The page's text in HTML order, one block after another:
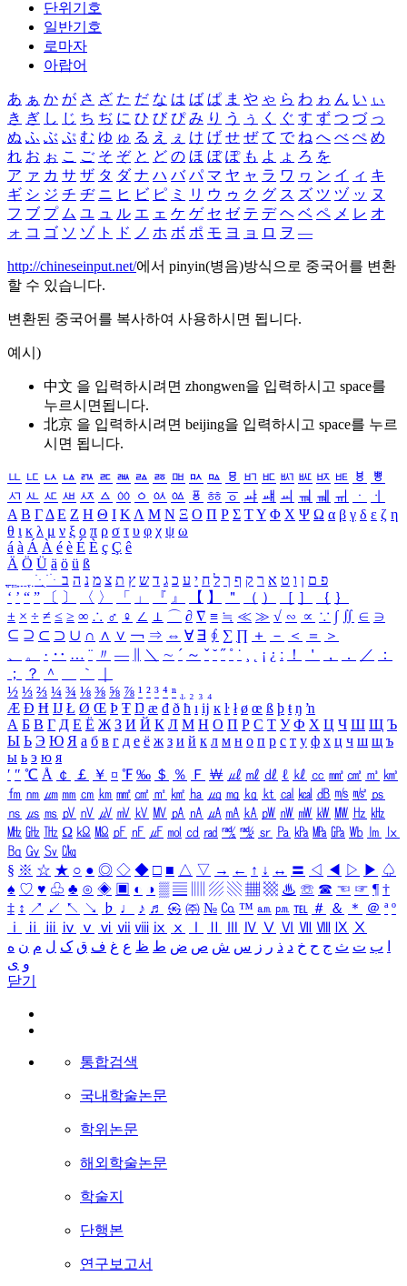
단위기호
일반기호
로마자
아랍어
あ ぁ か が さ ざ た だ な は ば ぱ ま や ゃ ら わ ゎ ん い ぃ
き ぎ し じ ち ぢ に ひ び ぴ み り う ぅ く ぐ す ず つ づ っ
ぬ ふ ぶ ぷ む ゆ ゅ る え ぇ け げ せ ぜ て で ね へ べ ぺ め
れ お ぉ こ ご そ ぞ と ど の ほ ぼ ぽ も よ ょ ろ を
ア ァ カ サ ザ タ ダ ナ ハ バ パ マ ヤ ャ ラ ワ ヮ ン イ ィ キ
ギ シ ジ チ ヂ ニ ヒ ビ ピ ミ リ ウ ゥ ク グ ス ズ ツ ヅ ッ ヌ
フ ブ プ ム ユ ュ ル エ ェ ケ ゲ セ ゼ テ デ ヘ ベ ペ メ レ オ
ォ コ ゴ ソ ゾ ト ド ノ ホ ボ ポ モ ヨ ョ ロ ヲ ―
http://chineseinput.net/에서 pinyin(병음)방식으로 중국어를 변환
할 수 있습니다.
변환된 중국어를 복사하여 사용하시면 됩니다.
예시)
中文 을 입력하시려면 zhongwen을 입력하시고 space를
누르시면됩니다.
北京 을 입력하시려면 beijing을 입력하시고 space를 누르
시면 됩니다.
ㅥ ㅦ ㅧ ㅨ ㅩ ㅪ ㅫ ㅬ ㅭ ㅮ ㅯ ㅰ ㅱ ㅲ ㅳ ㅴ ㅵ ㅶ ㅷ ㅸ
ㅹ
ㅺ ㅻ ㅼ ㅽ ㅾ ㅿ ㆀ ㆁ ㆂ ㆃ ㆄ ㆅ ㆆ ㆇ ㆈ ㆉ ㆊ ㆋ ㆌ ㆍ
ㆎ
Α Β ΓΔ Ε Ζ Η Θ Ι ΚΛ Μ Ν Ξ Ο Π Ρ Σ ΤΥ Φ Χ Ψ Ω α β γ δ ε ζ η
θ ι κ λ μ ν ξ ο π ρ σ τ υ φ χ ψ ω
á à Á À é è É È ç Ç ê
Ä Ö Ü ä ö ü ß
ִֶֹ ֻּ ׁׂ פ ם ן ו ט א ר ק ף ך ל ח י ע כ ג ד ש ץ ת צ מ נ ה ב
‘ ’ “ ” 〔 〕 〈 〉 「 」 『 』 【 】 ＂ （ ） ［ ］ ｛ ｝
± × ÷ ≠ ≤ ≥ ∞ ∴ ♂ ♀ ∠ ⊥ ⌒ ∂ ∇ ≡ ≒ ≪ ≫ √ ∽ ∝ ∵ ∫ ∬ ∈ ∋
⊆ ⊇ ⊂ ⊃ ∪ ∩ ∧ ∨ ￢ ⇒ ⇔ ∀ ∃ ∮ ∑ ∏ ＋ － ＜ ＝
＞
、
。 · ‥ … ¨ 〃 ― ＼ ∼ ´ ～ ˇ ˘ ˝ ˚ ˙ ¸ ¡ ¿ ː ！ ＇ ， ． ／
：
；
？ ＾ ｀
½ ⅓ ⅔ ¼ ¾ ⅛ ⅜ ⅝ ⅞ ¹ ² ³ ⁴ ⁿ ₁ ₂ ₃ ₄
Æ Ð Ħ Ĳ Ł Ø Œ Þ Ŧ Ŋ æ đ ð ħ ı ĳ ĸ ŀ ł ø œ ß þ ŧ ŋ ŉ
А Б В Г Д Е Ё Ж З И Й К Л М Н О П Р С Т У Ф Х Ц Ч Ш Щ Ъ
Ы Ь Э Ю Я а б в г д е ё ж з и й к л м н о п р с т у ф х ц ч ш щ ъ
ы ь э ю я
′ ″ ℃ Å ￠ ￡ ￥ ¤ ℉ ‰ ＄ ％ Ｆ ￦ ㎕ ㎖ ㎗ ℓ ㎘ ㏄ ㎣ ㎤ ㎥ ㎦
㎙ ㎚ ㎛ ㎜ ㎝ ㎞ ㎟ ㎠ ㎡ ㎢ ㏊ ㎍ ㎎ ㎏ ㏏ ㎈ ㎉ ㏈ ㎧ ㎨ ㎰
㎱ ㎲ ㎳ ㎴ ㎵ ㎶ ㎷ ㎸ ㎹ ㎀ ㎁ ㎂ ㎃ ㎄ ㎺ ㎻ ㎽ ㎾ ㎿ ㎐ ㎑
㎒ ㎓ ㎔ Ω ㏀ ㏁ ㎊ ㎋ ㎌ ㏖ ㏅ ㎭ ㎮ ㎯ ㏛ ㎩ ㎪ ㎫ ㎬ ㏝ ㏐
㏓
㏃ ㏉ ㏜ ㏆
§ ※ ☆ ★ ○ ● ◎ ◇ ◆ □ ■ △ ▽ → ← ↑ ↓ ↔ 〓 ◁ ◀ ▷ ▶ ♤
♠ ♡ ♥ ♧ ♣ ⊙ ◈ ▣ ◐ ◑ ▒ ▤ ▨ ▧ ▦ ▩ ♨ ☏ ☎ ☜ ☞ ¶ †
‡ ↕ ↗ ↙ ↖ ↘ ♭ ♩ ♪ ♬ ㉿ ㈜ № ㏇ ™ ㏂ ㏘ ℡ ＃ ＆ ＊ ＠ ª º
ⅰ
ⅱ ⅲ ⅳ ⅴ ⅵ ⅶ ⅷ ⅸ ⅹ Ⅳ Ⅴ Ⅵ Ⅶ Ⅷ Ⅸ Ⅹ
ب ت ث ج ح خ د ذ ر ز س ش ص ض ط ظ ع غ ف ق ک ل م ن ه
و ی
닫기
통합검색
국내학술논문
학위논문
해외학술논문
학술지
단행본
연구보고서